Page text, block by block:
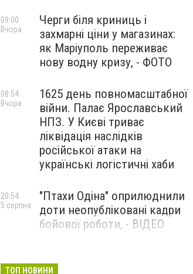
Черги біля криниць і
захмарні ціни у магазинах:
як Маріуполь переживає
нову водну кризу, - ФОТО
09:00
Вчора
1625 день повномасштабної
війни. Палає Ярославський
НПЗ. У Києві триває
ліквідація наслідків
російської атаки на
українські логістичні хаби
08:54
Вчора
"Птахи Одіна" оприлюднили
доти неопубліковані кадри
бойової роботи, - ВІДЕО
20:54
5 серпня
Бєдняков зіграє тата
5 серпня
ТОП НОВИНИ